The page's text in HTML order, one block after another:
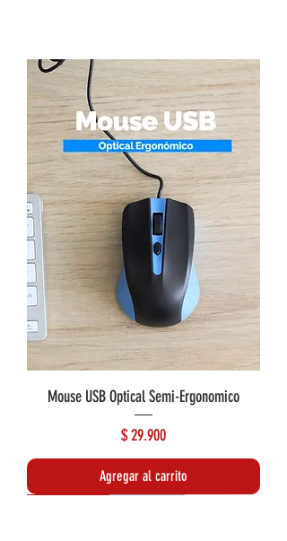
Mouse USB Optical Semi-Ergonomico
Precio
$ 29.900
Agregar al carrito